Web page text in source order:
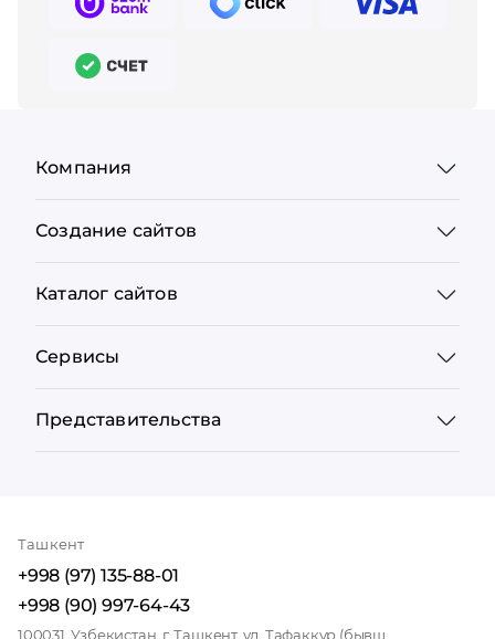
Компания
Создание сайтов
Каталог сайтов
Сервисы
Представительства
Ташкент
+998 (97) 135-88-01
+998 (90) 997-64-43
100031, Узбекистан, г. Ташкент, ул. Тафаккур (бывш.